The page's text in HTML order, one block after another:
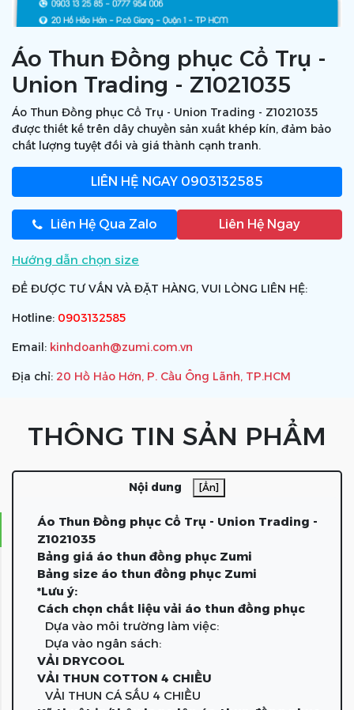
Áo Thun Đồng phục Cổ Trụ -
Union Trading - Z1021035
Áo Thun Đồng phục Cổ Trụ - Union Trading - Z1021035
được thiết kế trên dây chuyền sản xuất khép kín, đảm bảo
chất lượng tuyệt đối và giá thành cạnh tranh.
LIÊN HỆ NGAY 0903132585
Liên Hệ Qua Zalo Liên Hệ Ngay
Hướng dẫn chọn size
ĐỂ ĐƯỢC TƯ VẤN VÀ ĐẶT HÀNG, VUI LÒNG LIÊN HỆ:
Hotline: 0903132585
Email: kinhdoanh@zumi.com.vn
Địa chỉ: 20 Hồ Hảo Hớn, P. Cầu Ông Lãnh, TP.HCM
THÔNG TIN SẢN PHẨM
Nội dung [Ẩn]
Áo Thun Đồng phục Cổ Trụ - Union Trading -
Z1021035
Bảng giá áo thun đồng phục Zumi
Bảng size áo thun đồng phục Zumi
*Lưu ý:
Cách chọn chất liệu vải áo thun đồng phục
Dựa vào môi trường làm việc:
Dựa vào ngân sách:
VẢI DRYCOOL
VẢI THUN COTTON 4 CHIỀU
VẢI THUN CÁ SẤU 4 CHIỀU